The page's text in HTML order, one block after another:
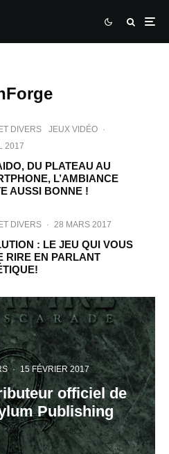
DIVERS JEUX VIDÉO ·
2017
DU PLATEAU AU
L’AMBIANCE
AUSSI BONNE !
DIVERS · 28 MARS 2017
: LE JEU QUI VOUS
RIRE EN PARLANT
· 15 FÉVRIER 2017
officiel de
Publishing